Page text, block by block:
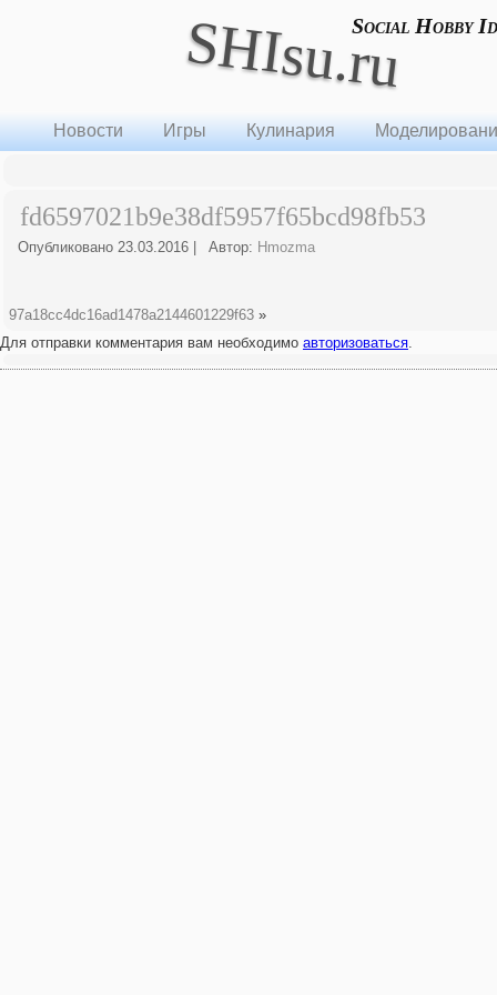
SHIsu.ruSocial Hobby
Новости Игры Кулинария
fd6597021b9e38df5957f65bcd98fb53
Опубликовано 23.03.2016 Автор: Hmozma
97a18cc4dc16ad1478a2144601229f63 »
Для отправки комментария вам необходимо авторизоваться.